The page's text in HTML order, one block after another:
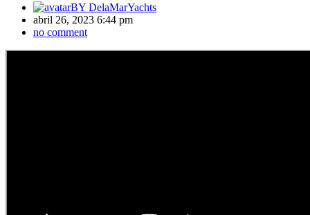
BY DelaMarYachts
abril 26, 2023 6:44 pm
no comment